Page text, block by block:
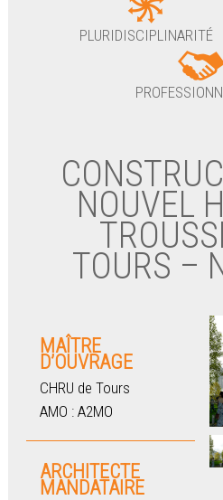
PLURIDISCIPLINARITÉ
NOUVEL
TOURS –
MAÎTRE
D’OUVRAGE
CHRU de Tours
AMO : A2MO
ARCHITECTE
MANDATAIRE